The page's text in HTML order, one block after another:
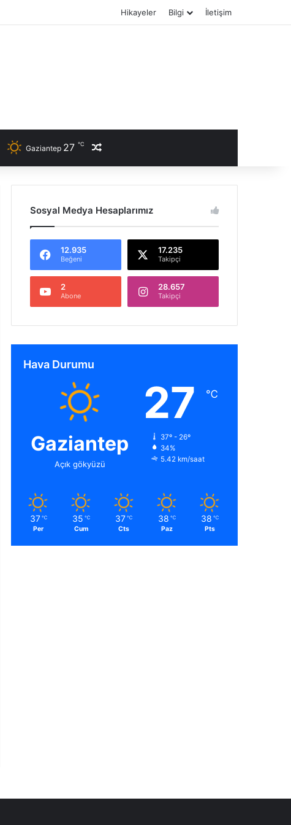
Hikayeler Bilgi İletişim
Gaziantep 27 ℃
Sosyal Medya Hesaplarımız
12.935
Beğeni
17.235
Takipçi
2
Abone
28.657
Takipçi
Hava Durumu
Gaziantep
Açık gökyüzü
27 ℃
37º - 26º
34%
5.42 km/saat
37 ℃
Per
35 ℃
Cum
37 ℃
Cts
38 ℃
Paz
38 ℃
Pts